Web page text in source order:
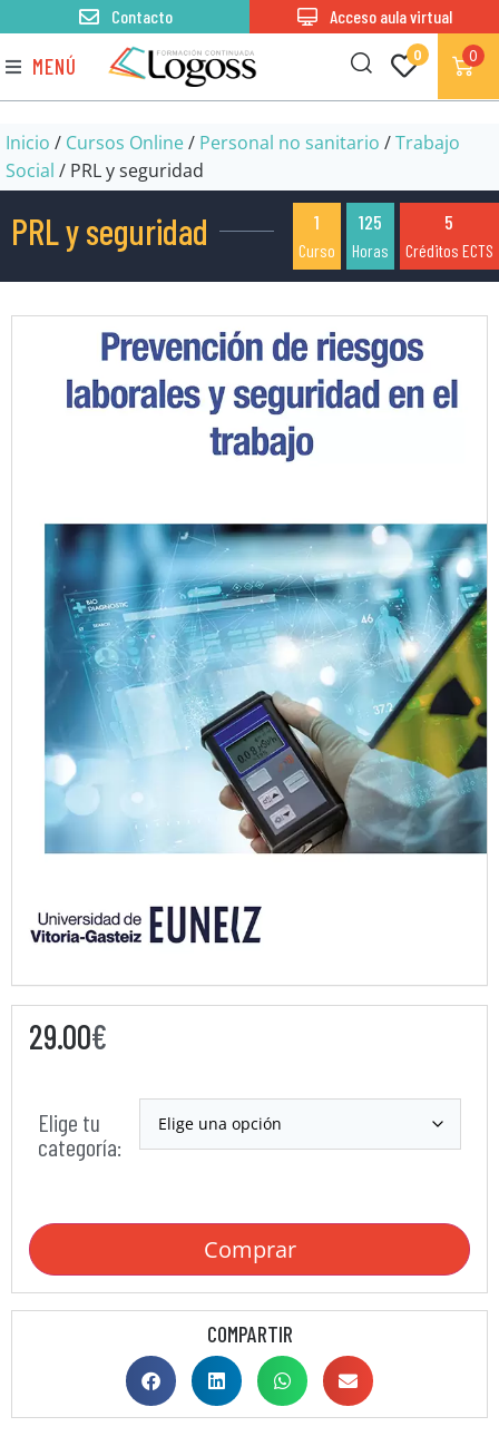
MENÚ 0 0
Contacto Acceso aula virtual
Inicio / Cursos Online/ Personal no sanitario /Trabajo
Social / PRL y seguridad
PRL y seguridad 1
Curso
125
Horas
5
Créditos ECTS
29.00€
Elige tu
categoría:
Comprar
COMPARTIR